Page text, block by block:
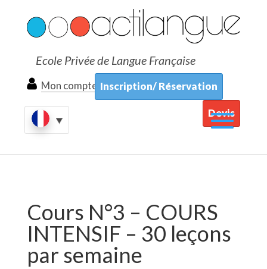
Ecole Privée de Langue Française
Mon compte Inscription/ Réservation
Devis
Cours N°3 – COURS
INTENSIF – 30 leçons
par semaine